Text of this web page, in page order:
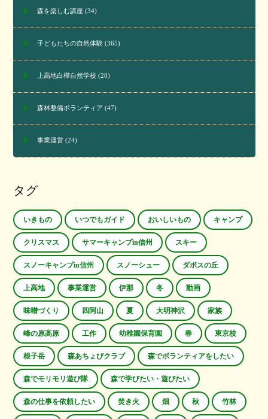
森を楽しむ講座(34)
子どもたちの自然体験(365)
上高地白樺自然学校(20)
森林整備ボランティア (47)
事業運営(24)
タグ
いきもの いつでもガイド おいしいもの キャンプ
クリスマス サマーキャンプin信州 スキー
スノーキャンプin信州 スノーシュー ダボスの丘
上高地 事業運営 伊那 冬 動画
味噌づくり 四阿山 夏 大明神沢 家族
峰の原高原 工作 幼稚園保育園 春 東京校
根子岳 森あちょびクラブ 森でボランティアをしたい
森でモリモリ遊び隊 森で学びたい・遊びたい
森の仕事を依頼したい 焚き火 畑 秋 竹林